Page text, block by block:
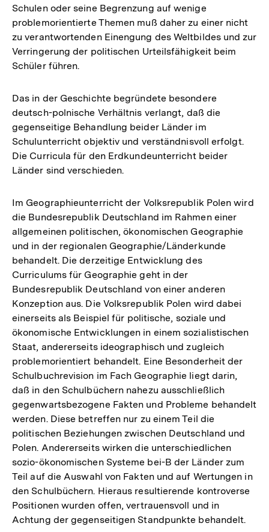
Schulen oder seine Begrenzung auf wenige
problemorientierte Themen muß daher zu einer nicht
zu verantwortenden Einengung des Weltbildes und zur
Verringerung der politischen Urteilsfähigkeit beim
Schüler führen.
Das in der Geschichte begründete besondere
deutsch-polnische Verhältnis verlangt, daß die
gegenseitige Behandlung beider Länder im
Schulunterricht objektiv und verständnisvoll erfolgt.
Die Curricula für den Erdkundeunterricht beider
Länder sind verschieden.
Im Geographieunterricht der Volksrepublik Polen wird
die Bundesrepublik Deutschland im Rahmen einer
allgemeinen politischen, ökonomischen Geographie
und in der regionalen Geographie/Länderkunde
behandelt. Die derzeitige Entwicklung des
Curriculums für Geographie geht in der
Bundesrepublik Deutschland von einer anderen
Konzeption aus. Die Volksrepublik Polen wird dabei
einerseits als Beispiel für politische, soziale und
ökonomische Entwicklungen in einem sozialistischen
Staat, andererseits ideographisch und zugleich
problemorientiert behandelt. Eine Besonderheit der
Schulbuchrevision im Fach Geographie liegt darin,
daß in den Schulbüchern nahezu ausschließlich
gegenwartsbezogene Fakten und Probleme behandelt
werden. Diese betreffen nur zu einem Teil die
politischen Beziehungen zwischen Deutschland und
Polen. Andererseits wirken die unterschiedlichen
sozio-ökonomischen Systeme bei-B der Länder zum
Teil auf die Auswahl von Fakten und auf Wertungen in
den Schulbüchern. Hieraus resultierende kontroverse
Positionen wurden offen, vertrauensvoll und in
Achtung der gegenseitigen Standpunkte behandelt.